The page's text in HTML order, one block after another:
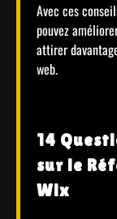
Avec ces
pouvez
attirer
web.
14
sur le
Wix